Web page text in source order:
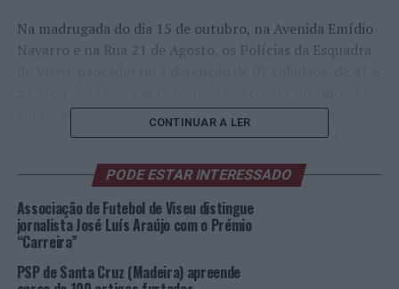
Na madrugada do dia 15 de outubro, na Avenida Emídio
Navarro e na Rua 21 de Agosto, os Polícias da Esquadra
em estado de embriaguez. Submetidos ao teste de
alcoolemia, acusaram taxas de 1,50g/l e 1,24g/l de
Lamego, os Polícias da Divisão Policial de Lamego,
procederam à detenção de um cidadão de 35 anos de
embriaguez. Ao ser submetido ao teste de alcoolemia
CONTINUAR A LER
PODE ESTAR INTERESSADO
Associação de Futebol de Viseu distingue
jornalista José Luís Araújo com o Prémio
“Carreira”
PSP de Santa Cruz (Madeira) apreende